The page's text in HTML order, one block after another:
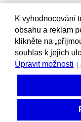
K vyhodnocování
obsahu a reklam
klikněte na
souhlas k jejich
Upravit možnosti